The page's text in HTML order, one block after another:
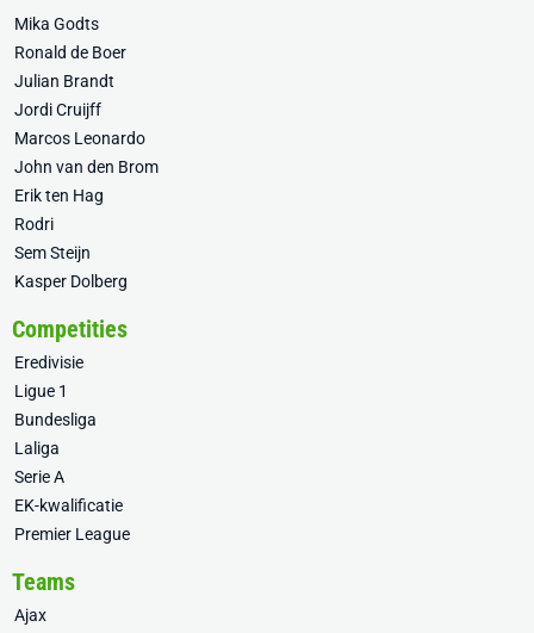
Mika Godts
Ronald de Boer
Julian Brandt
Jordi Cruijff
Marcos Leonardo
John van den Brom
Erik ten Hag
Rodri
Sem Steijn
Kasper Dolberg
Competities
Eredivisie
Ligue 1
Bundesliga
Laliga
Serie A
EK-kwalificatie
Premier League
Teams
Ajax